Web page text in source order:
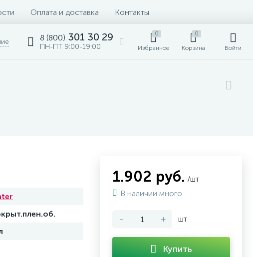
Оплата и доставка Контакты
8 (800) 301 30 29
ПН-ПТ 9:00-19:00
0
Избранное
0
Корзина Войти
1.902 руб. /шт
В наличии много
- + шт
Купить